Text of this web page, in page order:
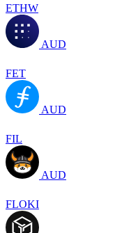
ETHW
AUD
FET
AUD
FIL
AUD
FLOKI